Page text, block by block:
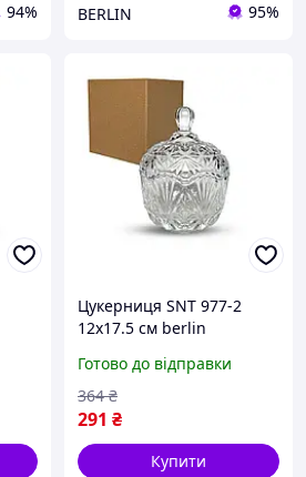
94% BERLIN 95%
Цукерниця SNT 977-2
12х17.5 см berlin
Готово до відправки
291 ₴
364 ₴
Купити